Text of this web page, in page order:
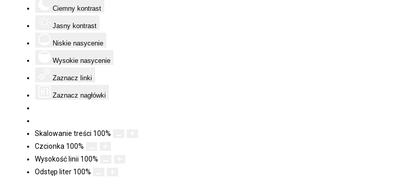
Ciemny kontrast
Jasny kontrast
Niskie nasycenie
Wysokie nasycenie
Zaznacz linki
Zaznacz nagłówki
Skalowanie treści 100%
Czcionka 100%
Wysokość linii 100%
Odstęp liter 100%